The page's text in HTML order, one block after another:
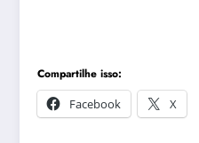
Compartilhe isso:
Facebook
X